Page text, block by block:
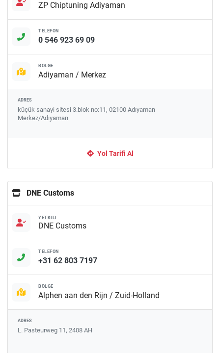
ZP Chiptuning Adiyaman
TELEFON
0 546 923 69 09
BÖLGE
Adiyaman / Merkez
ADRES
küçük sanayi sitesi 3.blok no:11, 02100 Adıyaman
Merkez/Adıyaman
Yol Tarifi Al
DNE Customs
YETKILI
DNE Customs
TELEFON
+31 62 803 7197
BÖLGE
Alphen aan den Rijn / Zuid-Holland
ADRES
L. Pasteurweg 11, 2408 AH